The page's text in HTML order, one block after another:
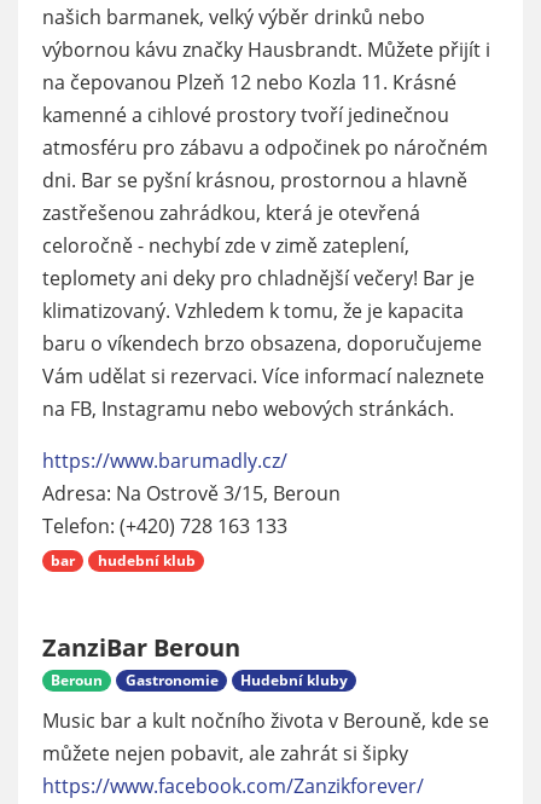
našich barmanek, velký výběr drinků nebo
výbornou kávu značky Hausbrandt. Můžete přijít i
na čepovanou Plzeň 12 nebo Kozla 11. Krásné
kamenné a cihlové prostory tvoří jedinečnou
atmosféru pro zábavu a odpočinek po náročném
dni. Bar se pyšní krásnou, prostornou a hlavně
zastřešenou zahrádkou, která je otevřená
celoročně - nechybí zde v zimě zateplení,
teplomety ani deky pro chladnější večery! Bar je
klimatizovaný. Vzhledem k tomu, že je kapacita
baru o víkendech brzo obsazena, doporučujeme
Vám udělat si rezervaci. Více informací naleznete
na FB, Instagramu nebo webových stránkách.
https://www.barumadly.cz/
Adresa: Na Ostrově 3/15, Beroun
Telefon: (+420) 728 163 133
bar hudební klub
ZanziBar Beroun
Beroun Gastronomie Hudební kluby
Music bar a kult nočního života v Berouně, kde se
můžete nejen pobavit, ale zahrát si šipky
https://www.facebook.com/Zanzikforever/